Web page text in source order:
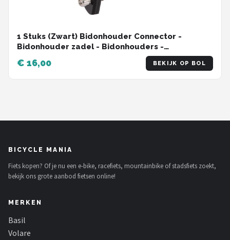
1 Stuks (Zwart) Bidonhouder Connector -
Bidonhouder zadel - Bidonhouders -
Bidonhouder fiets - Voor Bidonhouder racefiets,
Mountainbike,marathonfiets - Bidonhouder -
Fiets Aluminium dubbele bidonhouders
€ 16,00 BEKIJK OP BOL
BICYCLE MANIA
Fiets kopen? Of je nu een e-bike, racefiets, mountainbike of stadsfiets zoekt,
bekijk ons grote aanbod fietsen online!
MERKEN
Basil
Volare